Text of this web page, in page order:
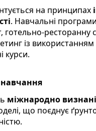
на принципах
. Навчальні
ресторанну
із використанням
курси.
міжнародно визнані
що поєднує